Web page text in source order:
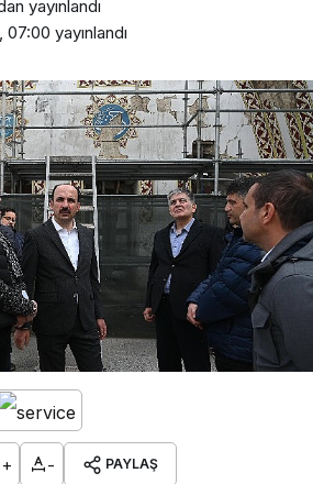
yayınlandı
07:00 yayınlandı
+ - PAYLAŞ